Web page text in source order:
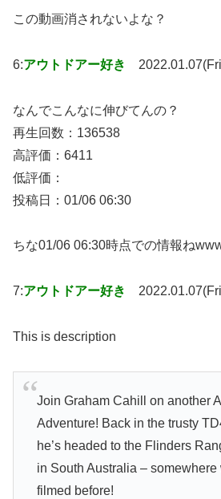
この動画消されないよな？
6:アウトドアー好き
なんでこんなに伸びてんの？
再生回数：136538
高評価：6411
低評価：
投稿日：01/06 06:30
ちな01/06 06:30時点での情報ね
7:アウトドアー好き
This is description
Join Graham Cahill on another
Adventure! Back in the trusty
he’s headed to the Flinders
in South Australia – somewhere
filmed before!